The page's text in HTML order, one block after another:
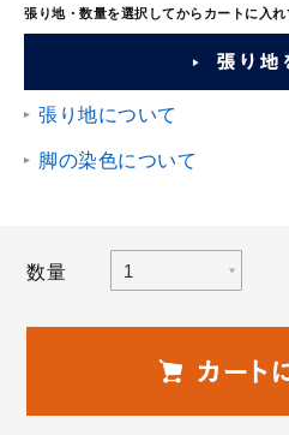
張り地・数量を選択してからカートに入
張り地について
脚の染色について
数量